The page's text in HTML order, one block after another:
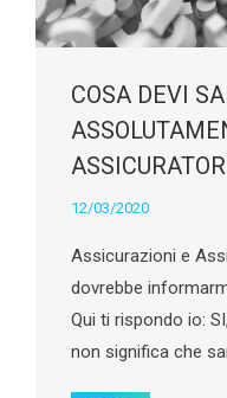
COSA DEVI
12/03/2020
Assicurazioni e
dovrebbe
Qui ti rispondo io:
non significa che